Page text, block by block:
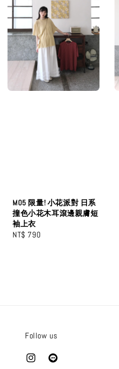
M05 限量! 小花派對 日系
撞色小花木耳滾邊親膚短
袖上衣
Regular
NT$ 790
Follow us